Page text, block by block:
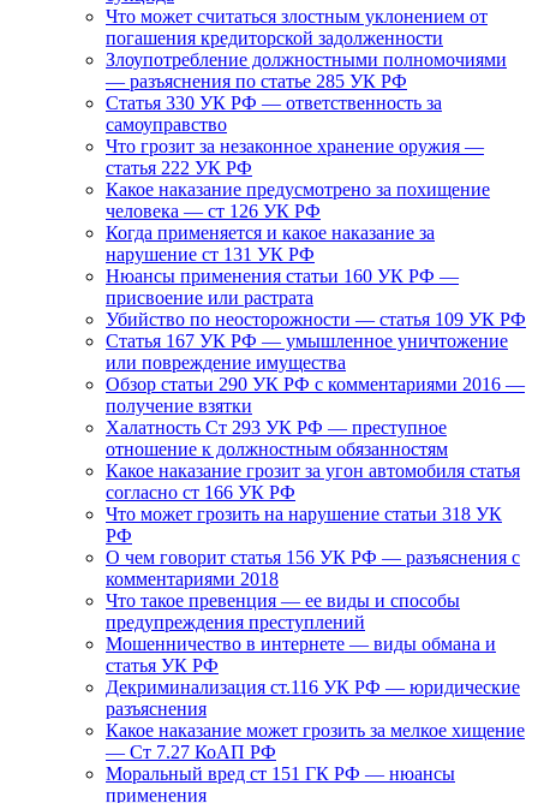
Что может считаться злостным уклонением от
погашения кредиторской задолженности
Злоупотребление должностными полномочиями
— разъяснения по статье 285 УК РФ
Статья 330 УК РФ — ответственность за
самоуправство
Что грозит за незаконное хранение оружия —
статья 222 УК РФ
Какое наказание предусмотрено за похищение
человека — ст 126 УК РФ
Когда применяется и какое наказание за
нарушение ст 131 УК РФ
Нюансы применения статьи 160 УК РФ —
присвоение или растрата
Убийство по неосторожности — статья 109 УК РФ
Статья 167 УК РФ — умышленное уничтожение
или повреждение имущества
Обзор статьи 290 УК РФ с комментариями 2016 —
получение взятки
Халатность Ст 293 УК РФ — преступное
отношение к должностным обязанностям
Какое наказание грозит за угон автомобиля статья
согласно ст 166 УК РФ
Что может грозить на нарушение статьи 318 УК
РФ
О чем говорит статья 156 УК РФ — разъяснения с
комментариями 2018
Что такое превенция — ее виды и способы
предупреждения преступлений
Мошенничество в интернете — виды обмана и
статья УК РФ
Декриминализация ст.116 УК РФ — юридические
разъяснения
Какое наказание может грозить за мелкое хищение
— Ст 7.27 КоАП РФ
Моральный вред ст 151 ГК РФ — нюансы
применения